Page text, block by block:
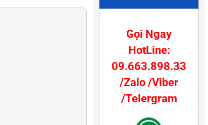
Gọi Ngay
HotLine:
09.663.898.33
/Zalo /Viber
/Telergram